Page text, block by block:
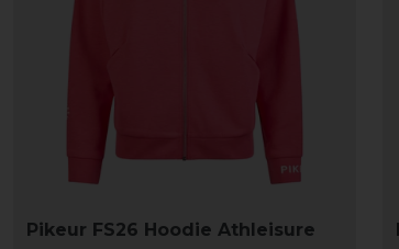
Pikeur FS26 Hoodie Athleisure